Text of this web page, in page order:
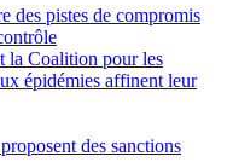
des pistes de compromis
la Coalition pour les
épidémies affinent leur
des sanctions